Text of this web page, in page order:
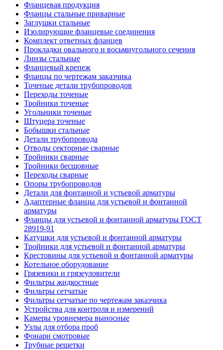
Фланцевая продукция
Фланцы стальные приварные
Заглушки стальные
Изолирующие фланцевые соединения
Комплект ответных фланцев
Прокладки овального и восьмиугольного сечения
Линзы стальные
Фланцевый крепеж
Фланцы по чертежам заказчика
Точеные детали трубопроводов
Переходы точеные
Тройники точеные
Угольники точеные
Штуцера точеные
Бобышки стальные
Детали трубопровода
Отводы секторные сварные
Тройники сварные
Тройники бесшовные
Переходы сварные
Опоры трубопроводов
Детали для фонтанной и устьевой арматуры
Адаптерные фланцы для устьевой и фонтанной
арматуры
Фланцы для устьевой и фонтанной арматуры ГОСТ
28919-91
Катушки для устьевой и фонтанной арматуры
Тройники для устьевой и фонтанной арматуры
Крестовины для устьевой и фонтанной арматуры
Котельное оборудование
Грязевики и грязеуловители
Фильтры жидкостные
Фильтры сетчатые
Фильтры сетчатые по чертежам заказчика
Устройства для контроля и измерений
Камеры уровнемера выносные
Узлы для отбора проб
Фонари смотровые
Трубные решетки